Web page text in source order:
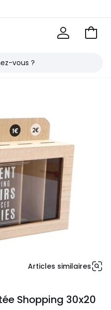
Voir
Articles similaires
Shopping 30x20